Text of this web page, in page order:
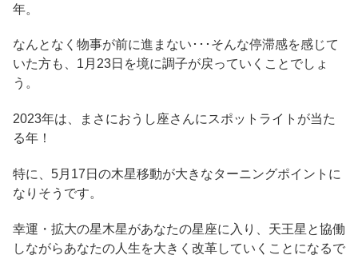
年。
なんとなく物事が前に進まない･･･そんな停滞感を感じて
いた方も、1月23日を境に調子が戻っていくことでしょ
う。
2023年は、まさにおうし座さんにスポットライトが当た
る年！
特に、5月17日の木星移動が大きなターニングポイントに
なりそうです。
幸運・拡大の星木星があなたの星座に入り、天王星と協働
しながらあなたの人生を大きく改革していくことになるで